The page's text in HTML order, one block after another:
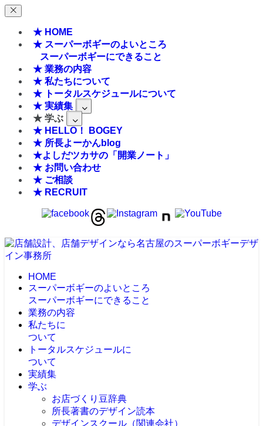
★ HOME
★ スーパーボギーのよいところ
スーパーボギーにできること
★ 業務の内容
★ 私たちについて
★ トータルスケジュールについて
★ 実績集
★ 学ぶ
★ HELLO！ BOGEY
★ 所長よーかんblog
★よしだツカサの「開業ノート」
★ お問い合わせ
★ ご相談
★ RECRUIT
HOME
スーパーボギーのよいところ
スーパーボギーにできること
業務の内容
私たちに
ついて
トータルスケジュールに
ついて
実績集
学ぶ
お店づくり豆辞典
所長著書のデザイン読本
デザインスクール（関連会社）